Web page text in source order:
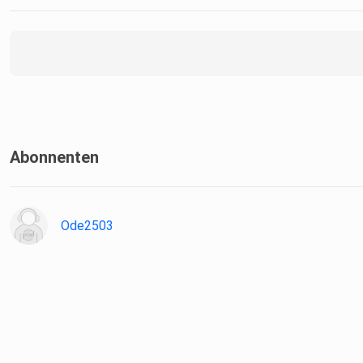
Abonnenten
Ode2503